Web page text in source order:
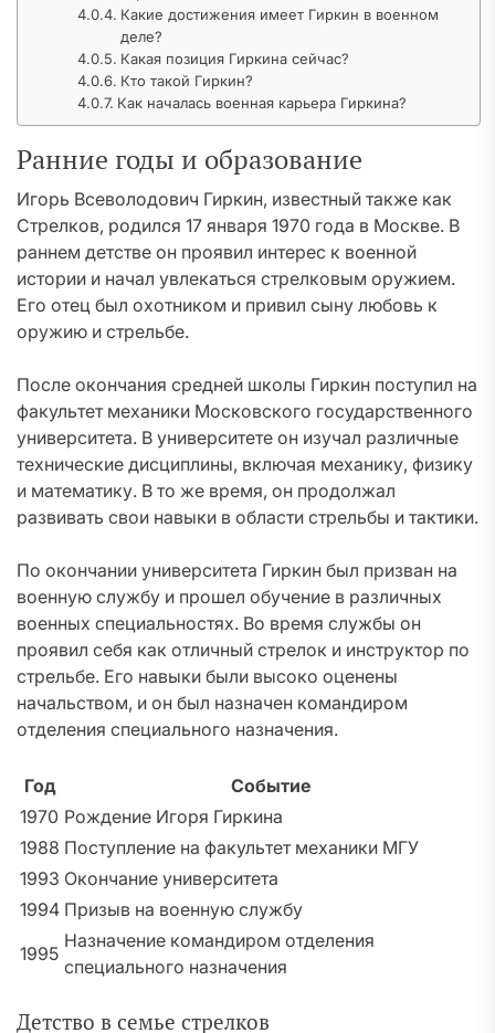
Какие достижения имеет Гиркин в военном
деле?
Какая позиция Гиркина сейчас?
Кто такой Гиркин?
Как началась военная карьера Гиркина?
Ранние годы и образование
Игорь Всеволодович Гиркин, известный также как
Стрелков, родился 17 января 1970 года в Москве. В
раннем детстве он проявил интерес к военной
истории и начал увлекаться стрелковым оружием.
Его отец был охотником и привил сыну любовь к
оружию и стрельбе.
После окончания средней школы Гиркин поступил на
факультет механики Московского государственного
университета. В университете он изучал различные
технические дисциплины, включая механику, физику
и математику. В то же время, он продолжал
развивать свои навыки в области стрельбы и тактики.
По окончании университета Гиркин был призван на
военную службу и прошел обучение в различных
военных специальностях. Во время службы он
проявил себя как отличный стрелок и инструктор по
стрельбе. Его навыки были высоко оценены
начальством, и он был назначен командиром
отделения специального назначения.
Год
Событие
1970 Рождение Игоря Гиркина
1988 Поступление на факультет механики МГУ
1993 Окончание университета
1994 Призыв на военную службу
1995
Назначение командиром отделения
специального назначения
Детство в семье стрелков